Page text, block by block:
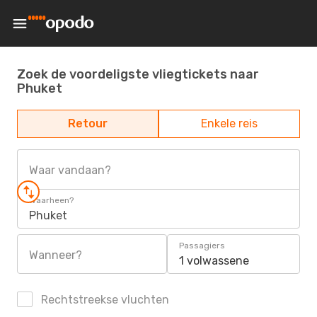
Zoek de voordeligste vliegtickets naar
Phuket
Retour Enkele reis
Waar vandaan?
Waarheen?
Phuket
Wanneer?
Passagiers
1 volwassene
Rechtstreekse vluchten